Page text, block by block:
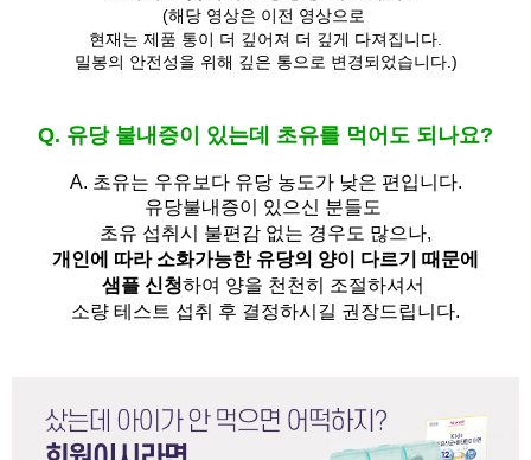
(해당 영상은 이전 영상으로
현재는 제품 통이 더 깊어져 더 깊게 다져집니다.
밀봉의 안전성을 위해 깊은 통으로 변경되었습니다.)
Q. 유당 불내증이 있는데 초유를 먹어도 되나요?
A. 초유는 우유보다 유당 농도가 낮은 편입니다.
유당불내증이 있으신 분들도
초유 섭취시 불편감 없는 경우도 많으나,
개인에 따라 소화가능한 유당의 양이 다르기 때문에
샘플 신청하여 양을 천천히 조절하셔서
소량 테스트 섭취 후 결정하시길 권장드립니다.